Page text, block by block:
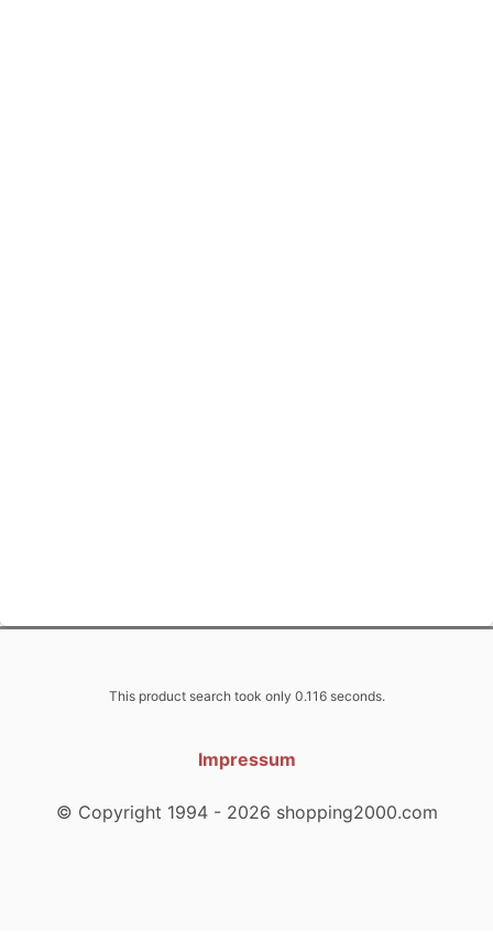
This product search took only 0.116 seconds.
Impressum
© Copyright 1994 - 2026 shopping2000.com